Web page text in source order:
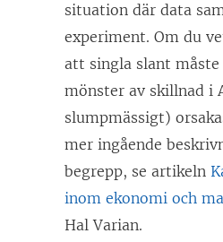
situation där data
experiment. Om du
att singla slant måste
mönster av skillnad i
slumpmässigt)
mer ingående
begrepp, se artikeln
inom ekonomi och
Hal Varian.